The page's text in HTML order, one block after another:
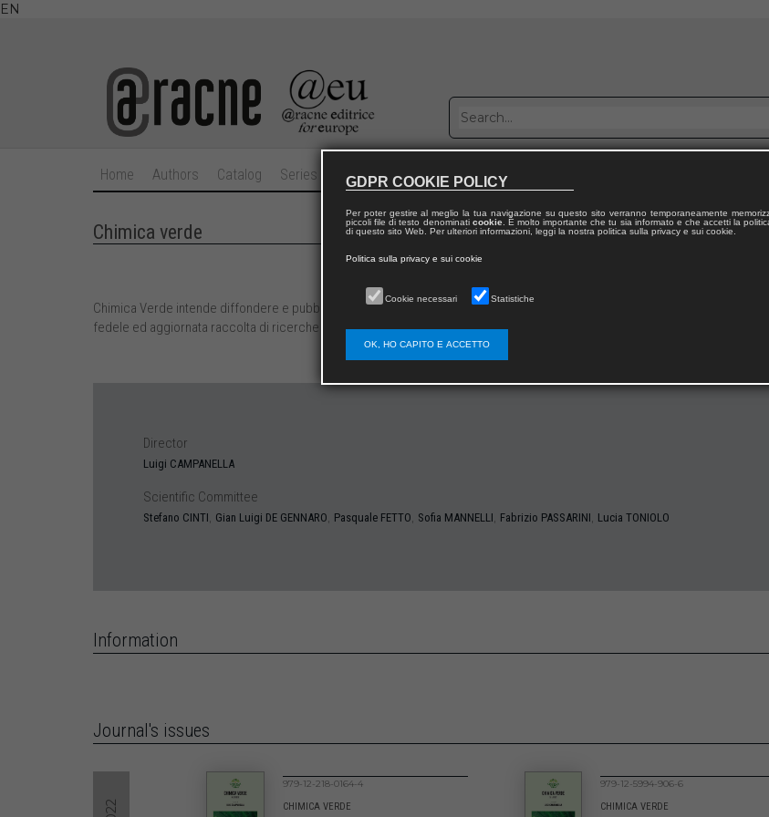
EN
Home Authors Catalog Series Journals Publish with us
Chimica verde
Chimica Verde intende diffondere e pubblicizzare una cultura chimica nella quale gli aspetti di economia circolare e
fedele ed aggiornata raccolta di ricerche di successo nel campo.
Director
Luigi CAMPANELLA
Scientific Committee
Stefano CINTI, Gian Luigi DE GENNARO, Pasquale FETTO, Sofia MANNELLI, Fabrizio PASSARINI, Lucia TONIOLO
Information
Journal's issues
979-12-218-0164-4
CHIMICA VERDE
979-12-5994-906-6
CHIMICA VERDE
GDPR COOKIE POLICY
Per poter gestire al meglio la tua navigazione su questo sito verranno temporaneamente
piccoli file di testo denominati cookie. È molto importante che tu sia informato e che accetti la
di questo sito Web. Per ulteriori informazioni, leggi la nostra politica sulla privacy e sui cookie.
Politica sulla privacy e sui cookie
Cookie necessari Statistiche
OK, HO CAPITO E ACCETTO